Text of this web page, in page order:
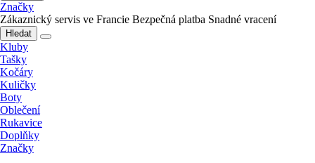
Značky
Zákaznický servis ve Francie Bezpečná platba Snadné vracení
Hledat
Kluby
Tašky
Kočáry
Kuličky
Boty
Oblečení
Rukavice
Doplňky
Značky